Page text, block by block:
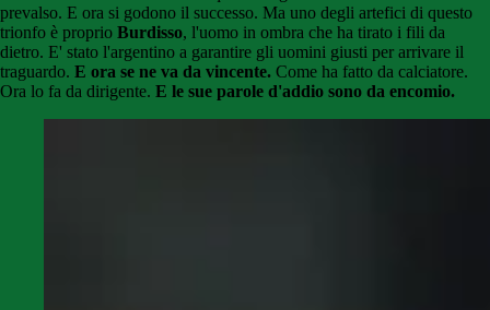
prevalso. E ora si godono il successo. Ma uno degli artefici di questo
trionfo è proprio Burdisso, l'uomo in ombra che ha tirato i fili da
dietro. E' stato l'argentino a garantire gli uomini giusti per arrivare il
traguardo. E ora se ne va da vincente. Come ha fatto da calciatore.
Ora lo fa da dirigente. E le sue parole d'addio sono da encomio.